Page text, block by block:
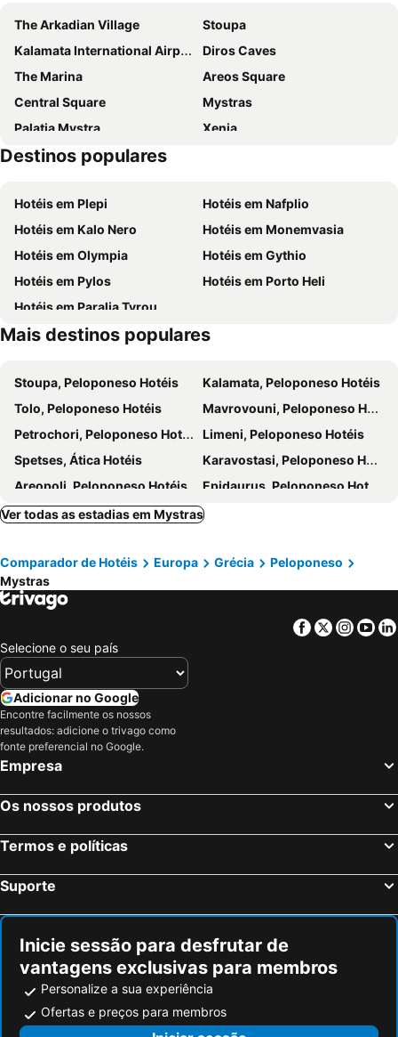
The Arkadian Village
Stoupa
Kalamata International Airport
Diros Caves
The Marina
Areos Square
Central Square
Mystras
Palatia Mystra
Xenia
Agioi Theodoroi
Temple of Chalkioikou Athenas
Artemisia
Historical Settlement Kitries
Traditional Settlement of Limeni
Gythion Carnival
Traditional Settlement of Issari
Trinison Beach
Pidima
Traditional Settlement of Agios Nikolaos
Destinos populares
Hotéis em Plepi
Hotéis em Nafplio
Hotéis em Kalo Nero
Hotéis em Monemvasia
Hotéis em Olympia
Hotéis em Gythio
Hotéis em Pylos
Hotéis em Porto Heli
Hotéis em Paralia Tyrou
Mais destinos populares
Stoupa, Peloponeso Hotéis
Kalamata, Peloponeso Hotéis
Tolo, Peloponeso Hotéis
Mavrovouni, Peloponeso Hotéis
Petrochori, Peloponeso Hotéis
Limeni, Peloponeso Hotéis
Spetses, Ática Hotéis
Karavostasi, Peloponeso Hotéis
Areopoli, Peloponeso Hotéis
Epidaurus, Peloponeso Hotéis
Kyparissia, Peloponeso Hotéis
Zacharo, Peloponeso Hotéis
Agios Andreas - Messinia, Peloponeso Hotéis
Kranidi, Peloponeso Hotéis
Elafonisos, Peloponeso Hotéis
Messini, Peloponeso Hotéis
Filiatra, Peloponeso Hotéis
Plepi, Peloponeso Hotéis
Loutraki, Peloponeso Hotéis
Askeli, Ática Hotéis
Kalo Nero, Peloponeso Hotéis
Hydra, Ática Hotéis
Olympia, Peloponeso Hotéis
Chania, Creta Hotéis
Fira, Sul do Mar Egeu Hotéis
Ixia, Sul do Mar Egeu Hotéis
Oia, Sul do Mar Egeu Hotéis
Ver todas as estadias em Mystras
Comparador de Hotéis Europa Grécia
Peloponeso
Mystras
Facebook
Twitter
Selecione o seu país
Adicionar no Google
Encontre facilmente os nossos
resultados: adicione o trivago como
fonte preferencial no Google.
Empresa
Os nossos produtos
Termos e políticas
Suporte
Inicie sessão para desfrutar de
vantagens exclusivas para membros
Personalize a sua experiência
Ofertas e preços para membros